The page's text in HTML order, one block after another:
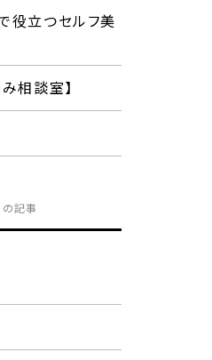
役立つセルフ美
相談室】
記事